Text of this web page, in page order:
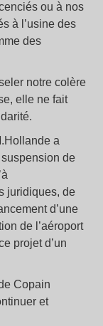
ou à nos
à l’usine des
des
notre colère
elle ne fait
a
suspension de
juridiques, de
d’une
de l’aéroport
projet d’un
Copain
et